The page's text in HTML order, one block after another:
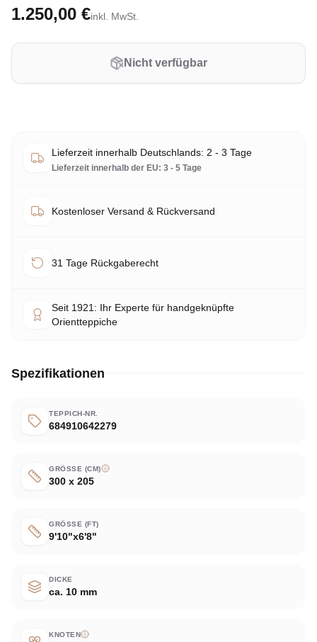
1.250,00 €inkl. MwSt.
Nicht verfügbar
Lieferzeit innerhalb Deutschlands: 2 - 3 Tage
Lieferzeit innerhalb der EU: 3 - 5 Tage
Kostenloser Versand & Rückversand
31 Tage Rückgaberecht
Seit 1921: Ihr Experte für handgeknüpfte
Orientteppiche
Spezifikationen
TEPPICH-NR.
684910642279
GRÖSSE (CM)
300 x 205
GRÖSSE (FT)
9'10"x6'8"
DICKE
ca. 10 mm
KNOTEN